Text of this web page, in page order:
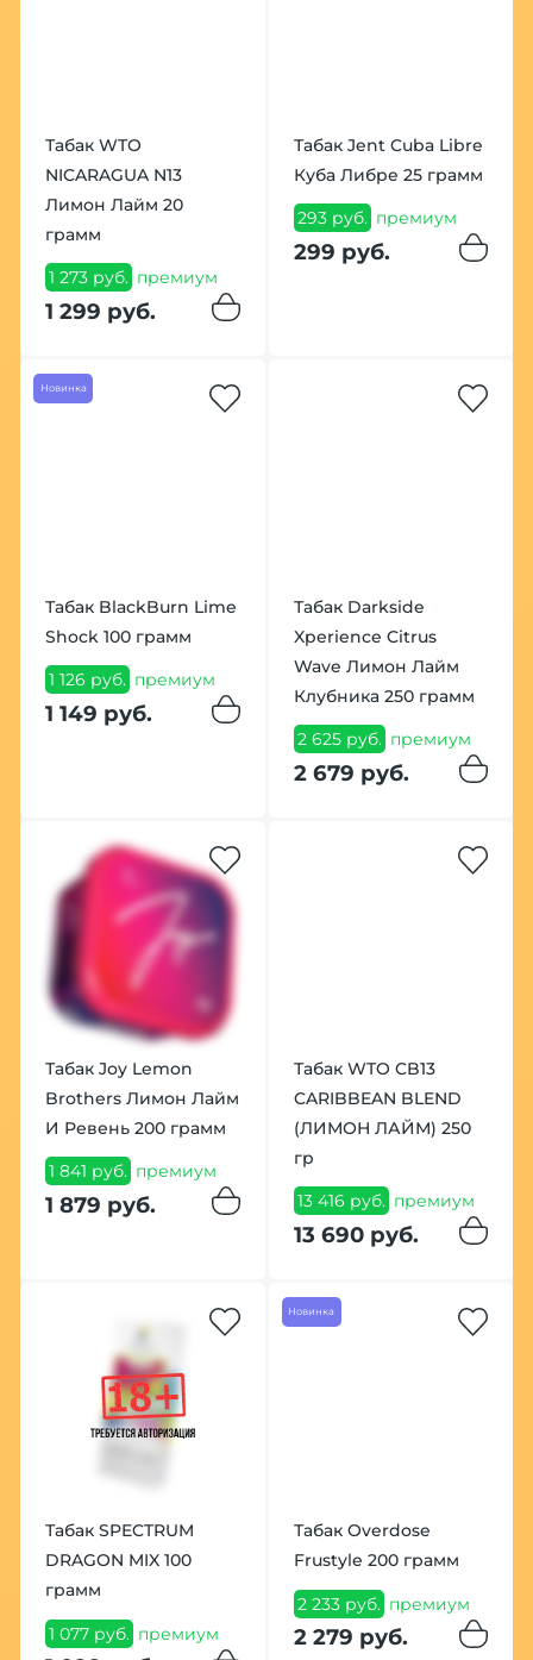
Табак WTO
NICARAGUA N13
Лимон Лайм 20
грамм
1 273 руб. премиум
1 299 руб.
Табак Jent Cuba Libre
Куба Либре 25 грамм
293 руб. премиум
299 руб.
Новинка
Табак BlackBurn Lime
Shock 100 грамм
1 126 руб. премиум
1 149 руб.
Табак Darkside
Xperience Citrus
Wave Лимон Лайм
Клубника 250 грамм
2 625 руб. премиум
2 679 руб.
Табак Joy Lemon
Brothers Лимон Лайм
И Ревень 200 грамм
1 841 руб. премиум
1 879 руб.
Табак WTO CB13
CARIBBEAN BLEND
(ЛИМОН ЛАЙМ) 250
гр
13 416 руб. премиум
13 690 руб.
Табак SPECTRUM
DRAGON MIX 100
грамм
1 077 руб. премиум
Новинка
Табак Overdose
Frustyle 200 грамм
2 233 руб. премиум
2 279 руб.